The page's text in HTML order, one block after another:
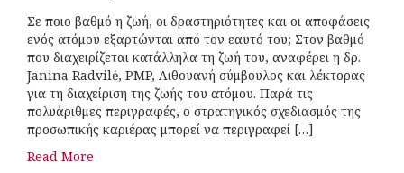
Σε ποιο βαθμό η ζωή, οι δραστηριότητες και οι αποφάσεις
ενός ατόμου εξαρτώνται από τον εαυτό του; Στον βαθμό
που διαχειρίζεται κατάλληλα τη ζωή του, αναφέρει η δρ.
Janina Radvilė, PMP, Λιθουανή σύμβουλος και λέκτορας
για τη διαχείριση της ζωής του ατόμου. Παρά τις
πολυάριθμες περιγραφές, ο στρατηγικός σχεδιασμός της
προσωπικής καριέρας μπορεί να περιγραφεί […]
Read More